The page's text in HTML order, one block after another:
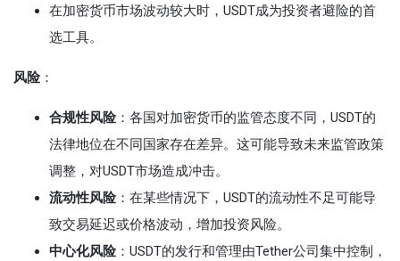
在加密货币市场波动较大时，USDT成为投资者避险的首
选工具。
风险：
合规性风险：各国对加密货币的监管态度不同，USDT的
法律地位在不同国家存在差异。这可能导致未来监管政策
调整，对USDT市场造成冲击。
流动性风险：在某些情况下，USDT的流动性不足可能导
致交易延迟或价格波动，增加投资风险。
中心化风险：USDT的发行和管理由Tether公司集中控制，